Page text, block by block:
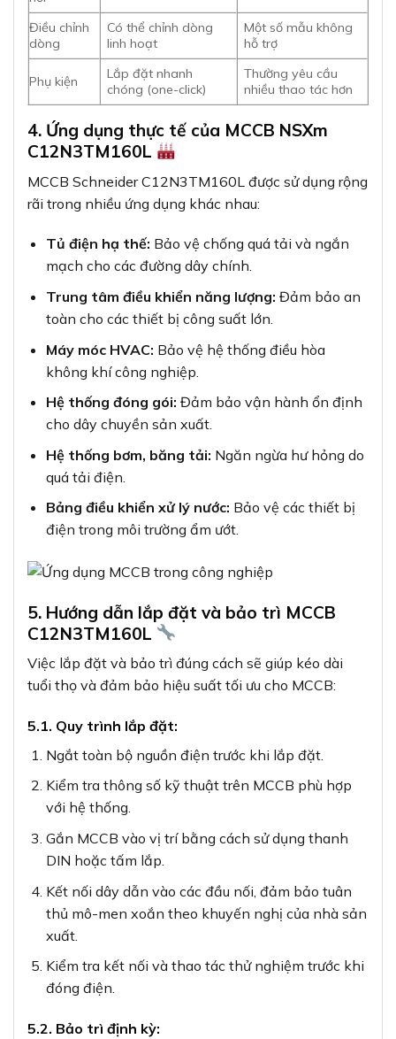
Điều chỉnh
dòng
Có thể chỉnh dòng
linh hoạt
Một số mẫu không
hỗ trợ
Phụ kiện
Lắp đặt nhanh
chóng (one-click)
Thường yêu cầu
nhiều thao tác hơn
4. Ứng dụng thực tế của MCCB NSXm
C12N3TM160L
MCCB Schneider C12N3TM160L được sử dụng rộng
rãi trong nhiều ứng dụng khác nhau:
Tủ điện hạ thế: Bảo vệ chống quá tải và ngắn
mạch cho các đường dây chính.
Trung tâm điều khiển năng lượng: Đảm bảo an
toàn cho các thiết bị công suất lớn.
Máy móc HVAC: Bảo vệ hệ thống điều hòa
không khí công nghiệp.
Hệ thống đóng gói: Đảm bảo vận hành ổn định
cho dây chuyền sản xuất.
Hệ thống bơm, băng tải: Ngăn ngừa hư hỏng do
quá tải điện.
Bảng điều khiển xử lý nước: Bảo vệ các thiết bị
điện trong môi trường ẩm ướt.
5. Hướng dẫn lắp đặt và bảo trì MCCB
C12N3TM160L
Việc lắp đặt và bảo trì đúng cách sẽ giúp kéo dài
tuổi thọ và đảm bảo hiệu suất tối ưu cho MCCB:
5.1. Quy trình lắp đặt:
Ngắt toàn bộ nguồn điện trước khi lắp đặt.
Kiểm tra thông số kỹ thuật trên MCCB phù hợp
với hệ thống.
Gắn MCCB vào vị trí bằng cách sử dụng thanh
DIN hoặc tấm lắp.
Kết nối dây dẫn vào các đầu nối, đảm bảo tuân
thủ mô-men xoắn theo khuyến nghị của nhà sản
xuất.
Kiểm tra kết nối và thao tác thử nghiệm trước khi
đóng điện.
5.2. Bảo trì định kỳ: